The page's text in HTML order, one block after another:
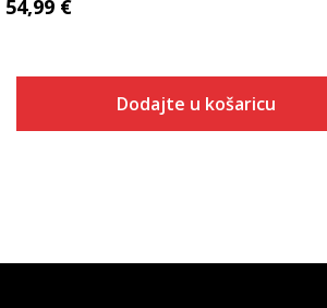
54,99 €
Dodajte u košaricu